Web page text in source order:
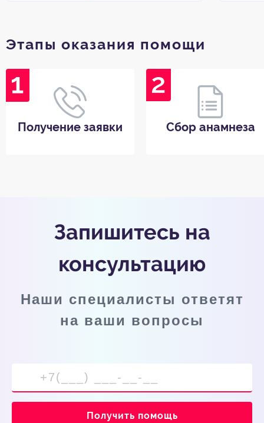
Этапы оказания помощи
Получение заявки Сбор анамнеза
Запишитесь на
консультацию
Наши специалисты ответят
на ваши вопросы
Получить помощь